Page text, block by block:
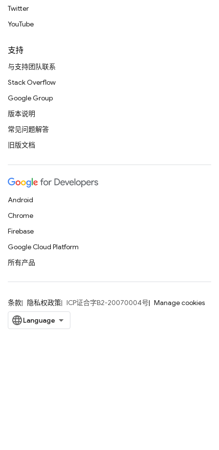
Twitter
YouTube
支持
与支持团队联系
Stack Overflow
Google Group
版本说明
常见问题解答
旧版文档
Android
Chrome
Firebase
Google Cloud Platform
所有产品
条款 隐私权政策 ICP证合字B2-20070004号 Manage cookies